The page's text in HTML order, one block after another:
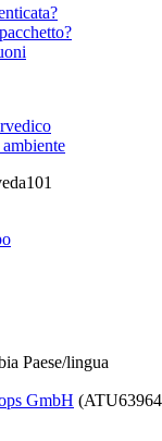
Paese/lingua
GmbH